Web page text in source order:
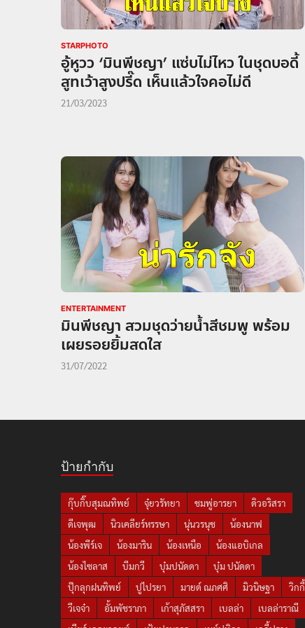
STARPHOTO
อู้หูวว ‘มินพีชญา’ แซ่บไม่ไหว ในชุดบอดี้
สูทเว้าสูงปรี๊ด เห็นแล้วใจคอไม่ดี
21/03/2023
ENTERTAINMENT
มินพีชญา สวมชุดว่ายน้ำสีชมพู พร้อม
เผยรอยยิ้มสดใส
31/07/2022
ป้ายกำกับ
กุ๊บกิ๊บสุมณทิพย์ จุ๋ยวรัทยา ชมพู่อารยา
ดิวอริสรา
ดีเจพุฒ
นิวเคลียร์หรรษา นุ่นวรนุช
น้องนาฟ
น้องพีร์เจ
น้องมาริน น้องเหนือ
น้องแอบิเกล
น้องไซลาส
บีมกวี บุ๋มปนัดดา
บุ๋ม ปนัดดา
ปุ๊กลุกฝนทิพย์
ปูไปรยา มายด์ ณภศศิ มิวนิษฐา
วิกกี้
วีเจจ๋า
อั้มพัชราภา เก้าสุภัสสรา เบลล่า
เบลล่าราณี